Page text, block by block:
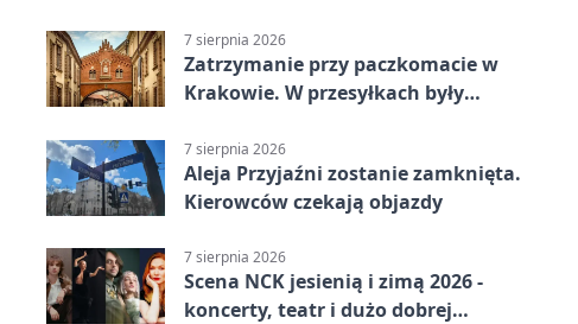
7 sierpnia 2026
Zatrzymanie przy paczkomacie w
Krakowie. W przesyłkach były
7 sierpnia 2026
Aleja Przyjaźni zostanie zamknięta.
Kierowców czekają objazdy
7 sierpnia 2026
Scena NCK jesienią i zimą 2026 -
koncerty, teatr i dużo dobrej